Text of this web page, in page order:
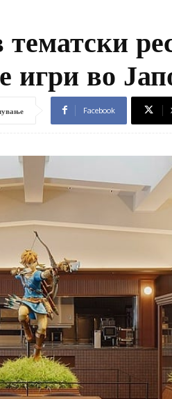
игри во
Facebook